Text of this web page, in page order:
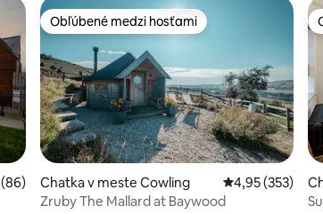
ohodnotenie 4,97 z 5, počet hodnotení: 86
Obľúbené medzi hosťami
Obľúbené medzi hosťami
Chatka v meste Cowling Priemerné
4,95 (353)
Zruby The Mallard at Baywood